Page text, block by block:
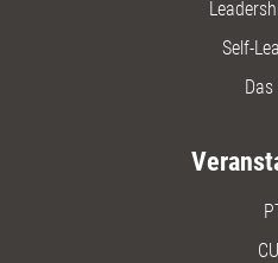
Self-